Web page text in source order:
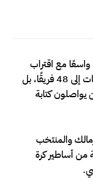
اهتمامًا عالميًا واسعًا مع اقتراب
انطلاقها، ليس فقط بسبب توسع عدد المنتخبات إلى 48 فريقًا، بل
يواصلون كتابة
والمنتخب
أساطير كرة